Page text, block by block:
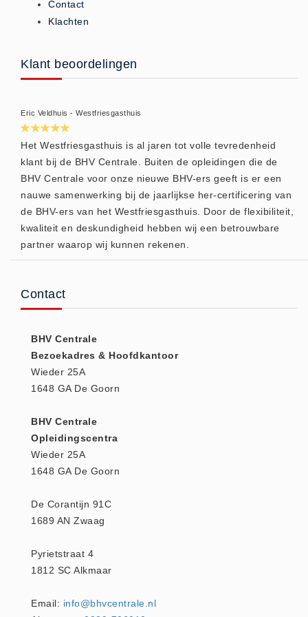
Brandmelders - Algemeen (1)
Brandvertragend (9)
Brandwondmaterialen
Algemeen (9)
CO2 meters
CO2 meters (0)
Corona maatregelen
COVID-19 artikelen (0)
COVID-19 artikelen
COVID-19 artikelen (0)
Drogisterij
Overige (1)
Spieren en gewrichten (0)
Eerste Hulp Paneel
Eerste Hulp Paneel (0)
Evacuatie (19)
Noodverlichting (1)
Stoelen (5)
Contact
Klachten
Klant beoordelingen
Eric Veldhuis - Westfriesgasthuis
Het Westfriesgasthuis is al jaren tot volle tevredenheid
klant bij de BHV Centrale. Buiten de opleidingen die de
BHV Centrale voor onze nieuwe BHV-ers geeft is er een
nauwe samenwerking bij de jaarlijkse her-certificering van
de BHV-ers van het Westfriesgasthuis. Door de flexibiliteit,
kwaliteit en deskundigheid hebben wij een betrouwbare
partner waarop wij kunnen rekenen.
Contact
BHV Centrale
Bezoekadres & Hoofdkantoor
Wieder 25A
1648 GA De Goorn
BHV Centrale
Opleidingscentra
Wieder 25A
1648 GA De Goorn
De Corantijn 91C
1689 AN Zwaag
Pyrietstraat 4
1812 SC Alkmaar
Email: info@bhvcentrale.nl